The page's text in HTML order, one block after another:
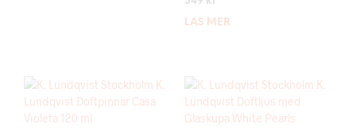
LÄS MER